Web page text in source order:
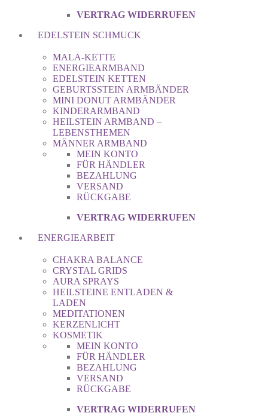
VERTRAG WIDERRUFEN
EDELSTEIN SCHMUCK
MALA-KETTE
ENERGIEARMBAND
EDELSTEIN KETTEN
GEBURTSSTEIN ARMBÄNDER
MINI DONUT ARMBÄNDER
KINDERARMBAND
HEILSTEIN ARMBAND –
LEBENSTHEMEN
MÄNNER ARMBAND
MEIN KONTO
FÜR HÄNDLER
BEZAHLUNG
VERSAND
RÜCKGABE
VERTRAG WIDERRUFEN
ENERGIEARBEIT
CHAKRA BALANCE
CRYSTAL GRIDS
AURA SPRAYS
HEILSTEINE ENTLADEN &
LADEN
MEDITATIONEN
KERZENLICHT
KOSMETIK
MEIN KONTO
FÜR HÄNDLER
BEZAHLUNG
VERSAND
RÜCKGABE
VERTRAG WIDERRUFEN